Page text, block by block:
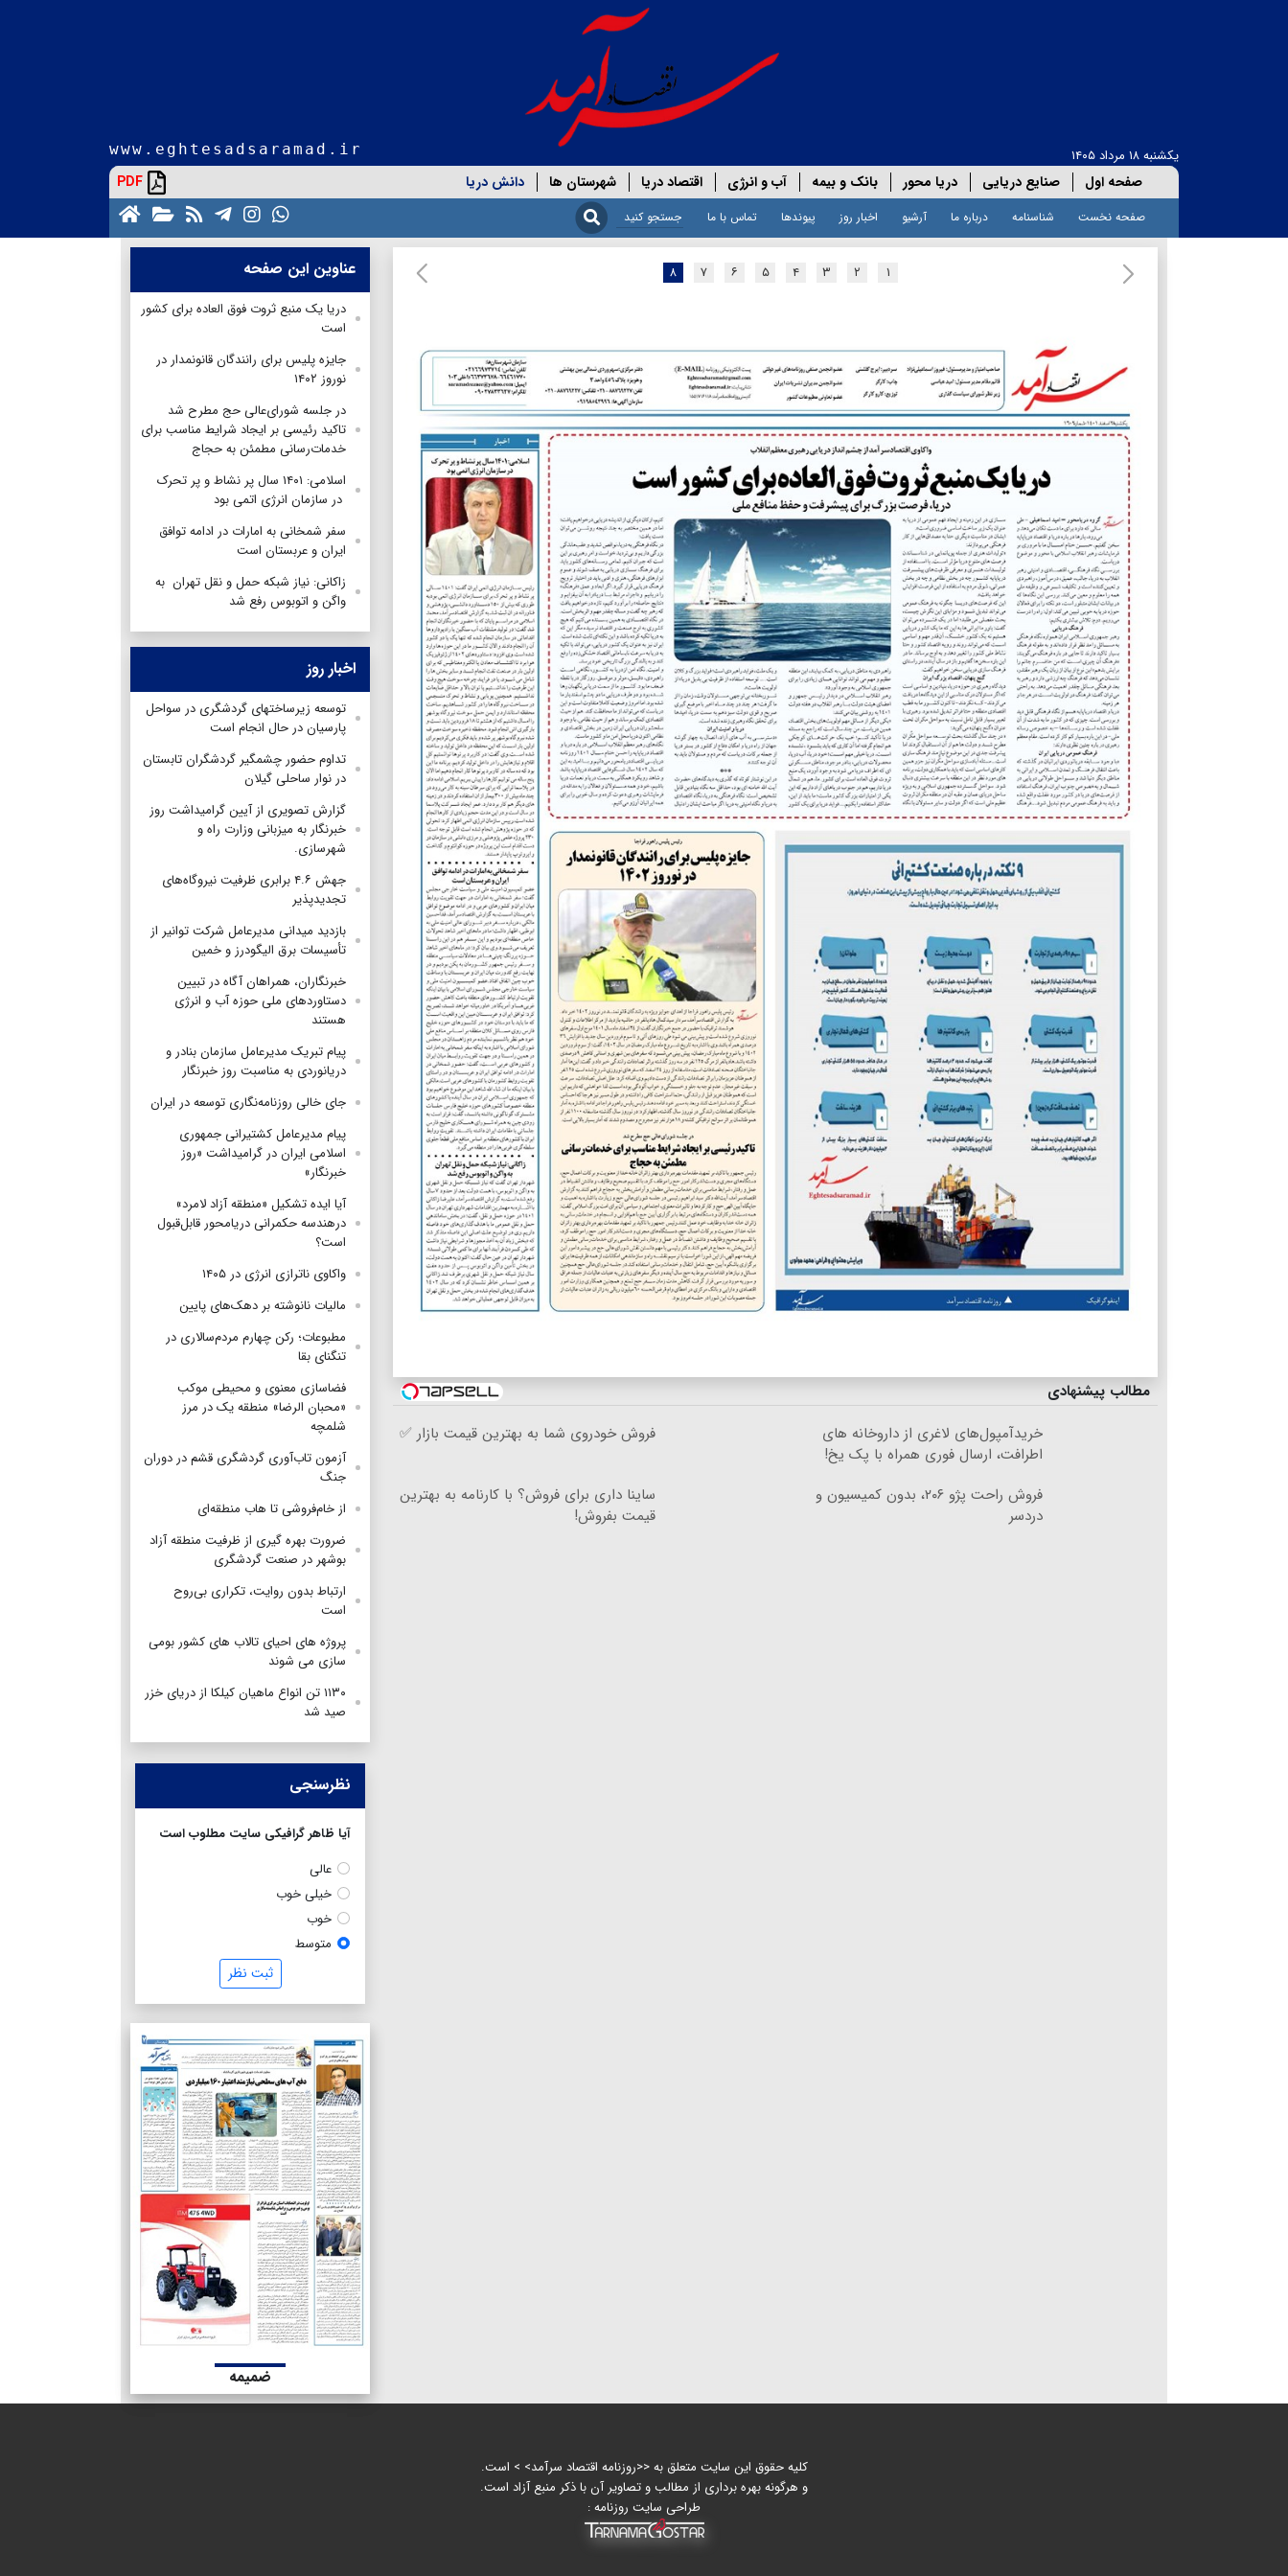
یکشنبه ۱۸ مرداد ۱۴۰۵ www.eghtesadsaramad.ir
صفحه اول صنایع دریایی دریا محور بانک و بیمه آب و انرژی اقتصاد دریا شهرستان ها دانش دریا PDF
صفحه نخست شناسنامه درباره ما آرشیو اخبار روز پیوندها تماس با ما
۱ ۲ ۳ ۴ ۵ ۶ ۷ ۸
مطالب پیشنهادی
خریدآمپول‌های لاغری از داروخانه های
اطرافت، ارسال فوری همراه با پک یخ!
فروش خودروی شما به بهترین قیمت بازار ✅
فروش راحت پژو ۲۰۶، بدون کمیسیون و
دردسر
ساینا داری برای فروش؟ با کارنامه به بهترین
قیمت بفروش!
عناوین این صفحه
دريا یک منبع ثروت فوق العاده برای کشور
است
جایزه پلیس برای رانندگان قانونمدار در
نوروز ۱۴۰۲
در جلسه شورای‌عالی حج مطرح شد
تاکید رئیسی بر ایجاد شرایط مناسب برای
خدمات‌رسانی مطمئن به حجاج
اسلامی: ۱۴۰۱ سال پر نشاط و پر تحرک
در سازمان انرژی اتمی بود
سفر شمخانی به امارات در ادامه توافق
ایران و عربستان است
زاکانی: نیاز شبکه حمل و نقل تهران به
واگن و اتوبوس رفع شد
اخبار روز
توسعه زیرساختهای گردشگری در سواحل
پارسیان در حال انجام است
تداوم حضور چشمگیر گردشگران تابستان
در نوار ساحلی گیلان
گزارش تصویری از آیین گرامیداشت روز
خبرنگار به میزبانی وزارت راه و
شهرسازی.
جهش ۴.۶ برابری ظرفیت نیروگاه‌های
تجدیدپذیر
بازدید میدانی مدیرعامل شرکت توانیر از
تأسیسات برق الیگودرز و خمین
خبرنگاران، همراهان آگاه در تبیین
دستاوردهای ملی حوزه آب و انرژی
هستند
پیام تبریک مدیرعامل سازمان بنادر و
دریانوردی به مناسبت روز خبرنگار
جای خالی روزنامه‌نگاری توسعه در ایران
پیام مدیرعامل کشتیرانی جمهوری
اسلامی ایران در گرامیداشت «روز
خبرنگار»
آیا ایده تشکیل «منطقه آزاد لامرد»
درهندسه حکمرانی دریامحور قابل‌قبول
است؟
واکاوی ناترازی انرژی در ۱۴۰۵
مالیات نانوشته بر دهک‌های پایین
مطبوعات؛ رکن چهارم مردم‌سالاری در
تنگنای بقا
فضاسازی معنوی و محیطی موکب
«محبان الرضا» منطقه یک در مرز
شلمچه
آزمون تاب‌آوری گردشگری قشم در دوران
جنگ
از خام‌فروشی تا هاب منطقه‌ای
ضرورت بهره گیری از ظرفیت منطقه آزاد
بوشهر در صنعت گردشگری
ارتباط بدون روایت، تکراری بی‌روح
است
پروژه های احیای تالاب های کشور بومی
سازی می شوند
۱۱۳۰ تن انواع ماهیان کیلکا از دریای خزر
صید شد
نظرسنجی
آیا ظاهر گرافیکی سایت مطلوب است
عالی
خیلی خوب
خوب
متوسط
ثبت نظر
ضمیمه
کلیه حقوق این سایت متعلق به <<روزنامه اقتصاد سرآمد> > است.
و هرگونه بهره برداری از مطالب و تصاویر آن با ذکر منبع آزاد است.
طراحی سایت روزنامه :